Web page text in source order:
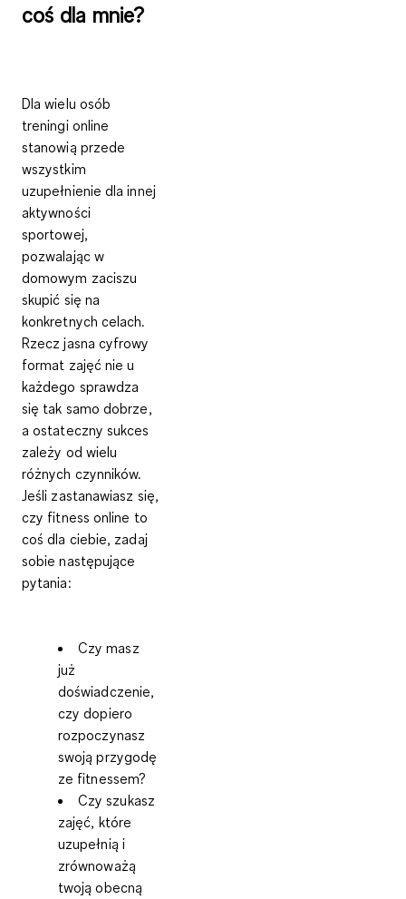
coś dla mnie?
Dla wielu osób
treningi online
stanowią przede
wszystkim
uzupełnienie dla innej
aktywności
sportowej,
pozwalając w
domowym zaciszu
skupić się na
konkretnych celach.
Rzecz jasna cyfrowy
format zajęć nie u
każdego sprawdza
się tak samo dobrze,
a ostateczny sukces
zależy od wielu
różnych czynników.
Jeśli zastanawiasz się,
czy fitness online to
coś dla ciebie, zadaj
sobie następujące
pytania:
Czy masz
już
doświadczenie,
czy dopiero
rozpoczynasz
swoją przygodę
ze fitnessem?
Czy szukasz
zajęć, które
uzupełnią i
zrównoważą
twoją obecną